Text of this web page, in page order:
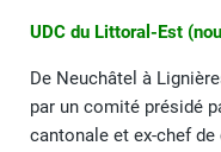
UDC du Littoral-Est
De Neuchâtel à
par un comité présidé
cantonale et ex-chef